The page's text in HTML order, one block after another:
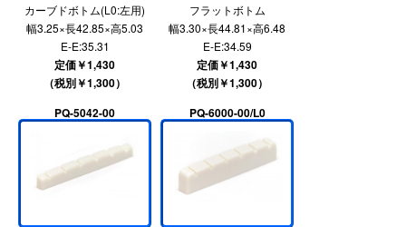
カーブドボトム(L0:左用)
幅3.25×長42.85×高5.03
E-E:35.31
定価￥1,430
（税別￥1,300）
フラットボトム
幅3.30×長44.81×高6.48
E-E:34.59
定価￥1,430
（税別￥1,300）
PQ-5042-00
PQ-6000-00/L0